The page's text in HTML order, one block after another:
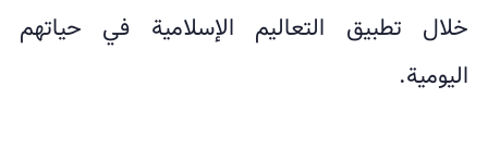
خلال تطبيق التعاليم الإسلامية في حياتهم
اليومية.